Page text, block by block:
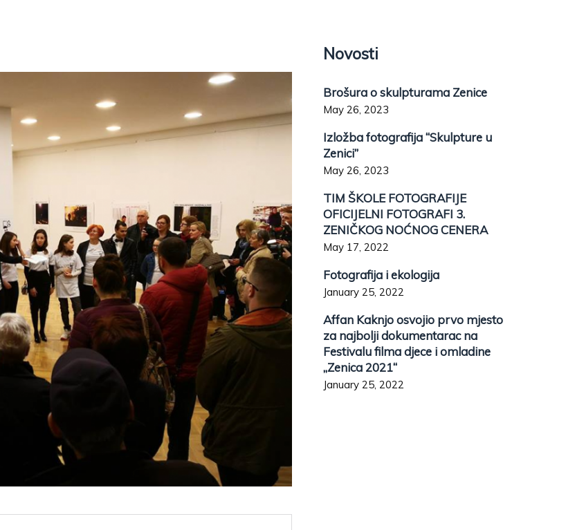
Novosti
Brošura o skulpturama Zenice
May 26, 2023
Izložba fotografija “Skulpture u
Zenici”
May 26, 2023
TIM ŠKOLE FOTOGRAFIJE
OFICIJELNI FOTOGRAFI 3.
ZENIČKOG NOĆNOG CENERA
May 17, 2022
Fotografija i ekologija
January 25, 2022
Affan Kaknjo osvojio prvo mjesto
za najbolji dokumentarac na
Festivalu filma djece i omladine
„Zenica 2021“
January 25, 2022